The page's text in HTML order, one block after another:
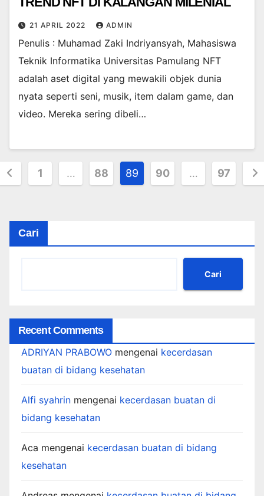
21 APRIL 2022 ADMIN
Penulis : Muhamad Zaki Indriyansyah, Mahasiswa
Teknik Informatika Universitas Pamulang NFT
adalah aset digital yang mewakili objek dunia
nyata seperti seni, musik, item dalam game, dan
video. Mereka sering dibeli…
1 … 88 89 90 … 97
Cari
Cari
Recent Comments
ADRIYAN PRABOWO mengenai kecerdasan
buatan di bidang kesehatan
Alfi syahrin mengenai kecerdasan buatan di
bidang kesehatan
Aca mengenai kecerdasan buatan di bidang
kesehatan